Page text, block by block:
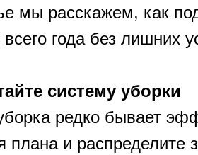
мы расскажем, как
года без лишних
систему уборки
редко бывает
плана и распределите